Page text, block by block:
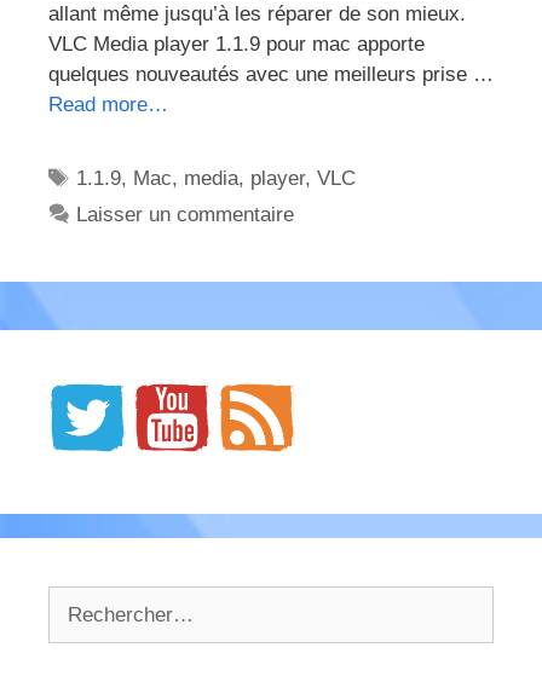
allant même jusqu’à les réparer de son mieux.
VLC Media player 1.1.9 pour mac apporte
quelques nouveautés avec une meilleurs prise …
Read more…
Étiquettes
1.1.9, Mac, media, player,VLC
Laisser un commentaire